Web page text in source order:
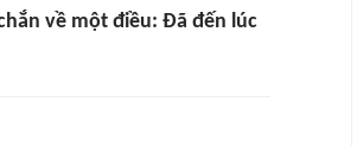
về một điều: Đã đến lúc